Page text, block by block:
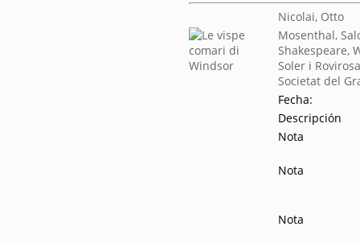
Nicolai, Otto
Mosenthal,
Shakespeare,
Soler i
Societat del
Fecha:
Descripción
Nota
Nota
Nota